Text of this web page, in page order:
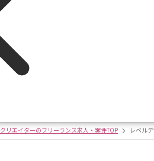
クリエイターのフリーランス求人・案件TOP レベル